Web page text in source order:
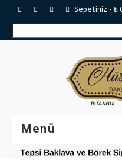
Sepetiniz - ₺
Ara:
Menü